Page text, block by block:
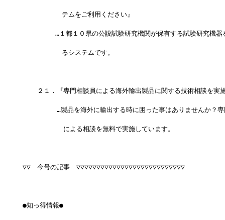
テムをご利用ください』
…１都１０県の公設試験研究機関が保有する試験研究機器
るシステムです。
２１．『専門相談員による海外輸出製品に関する技術相談を実
…製品を海外に輸出する時に困った事はありませんか？専
による相談を無料で実施しています。
▽▽　今号の記事　▽▽▽▽▽▽▽▽▽▽▽▽▽▽▽▽▽▽▽▽▽▽▽▽▽▽▽
●知っ得情報●